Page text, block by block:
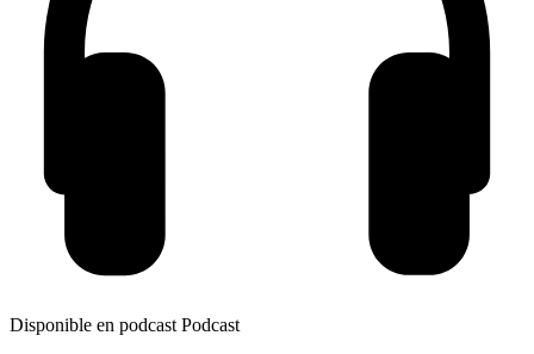
Disponible en podcast Podcast